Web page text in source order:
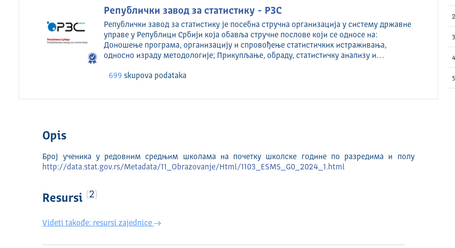
Републички завод за статистику - РЗС
Републички завод за статистику је посебна стручна организација у систему државне
управе у Републици Србији која обавља стручне послове који се односе на:
Доношење програма, организацију и спровођење статистичких истраживања,
односно израду методологије; Прикупљање, обраду, статистичку анализу и…
699 skupova podataka
Opis
Број ученика у редовним средњим школама на почетку школске године по разредима и полу
http://data.stat.gov.rs/Metadata/11_Obrazovanje/Html/1103_ESMS_G0_2024_1.html
Resursi 2
Videti takođe: resursi zajednice